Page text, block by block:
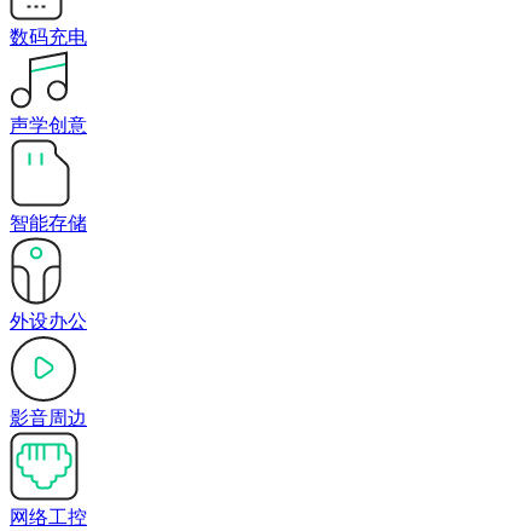
数码充电
声学创意
智能存储
外设办公
影音周边
网络工控